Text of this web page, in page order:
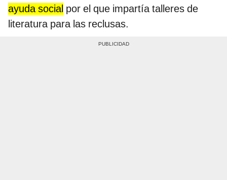
ayuda social por el que impartía talleres de
literatura para las reclusas.